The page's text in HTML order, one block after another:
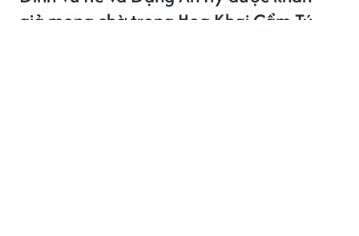
giả mong chờ trong Hoa Khai Cẩm Tú